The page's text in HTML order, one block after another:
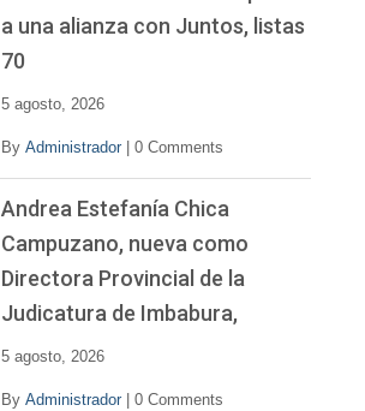
a una alianza con Juntos, listas
70
5 agosto, 2026
By Administrador 0 Comments
Andrea Estefanía Chica
Campuzano, nueva como
Directora Provincial de la
Judicatura de Imbabura,
5 agosto, 2026
By Administrador 0 Comments